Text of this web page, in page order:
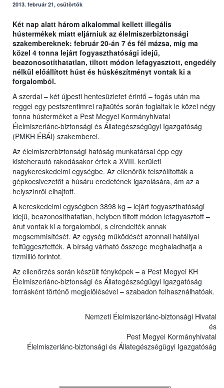
2013. február 21, csütörtök
Két nap alatt három alkalommal kellett illegális
hústermékek miatt eljárniuk az élelmiszerbiztonsági
szakembereknek: február 20-án 7 és fél mázsa, míg ma
közel 4 tonna lejárt fogyaszthatósági idejű,
beazonosotíthatatlan, tiltott módon lefagyasztott, engedély
nélkül előállított húst és húskészítményt vontak ki a
forgalomból.
A szerdai – két újpesti hentesüzletet érintő – fogás után ma
reggel egy pestszentimrei rajtaütés során foglaltak le közel négy
tonna hústerméket a Pest Megyei Kormányhivatal
Élelmiszerlánc-biztonsági és Állategészségügyi Igazgatóság
(PMKH ÉBÁI) szakemberei.
Az élelmiszerbiztonsági hatóság munkatársai épp egy
kisteherautó rakodásakor értek a XVIII. kerületi
nagykereskedelmi egységbe. Az ellenőrök felszólították a
gépkocsivezetőt a húsáru eredetének igazolására, ám az a
helyszínről elhajtott.
A kereskedelmi egységben 3898 kg – lejárt fogyaszthatósági
idejű, beazonosíthatatlan, helyben tiltott módon lefagyasztott –
árut vontak ki a forgalomból, s elrendelték annak
megsemmisítését. Az egység működését azonnali hatállyal
felfüggesztették. A bírság várható összege meghaladhatja a
tízmillió forintot.
Az ellenőrzés során készült fényképek – a Pest Megyei KH
Élelmiszerlánc-biztonsági és Állategészségügyi Igazgatóság
forrásként történő megjelölésével – szabadon felhasználhatóak.
Nemzeti Élelmiszerlánc-biztonsági Hivatal
és
Pest Megyei Kormányhivatal
Élelmiszerlánc-biztonsági és Állategészségügyi Igazgatóság